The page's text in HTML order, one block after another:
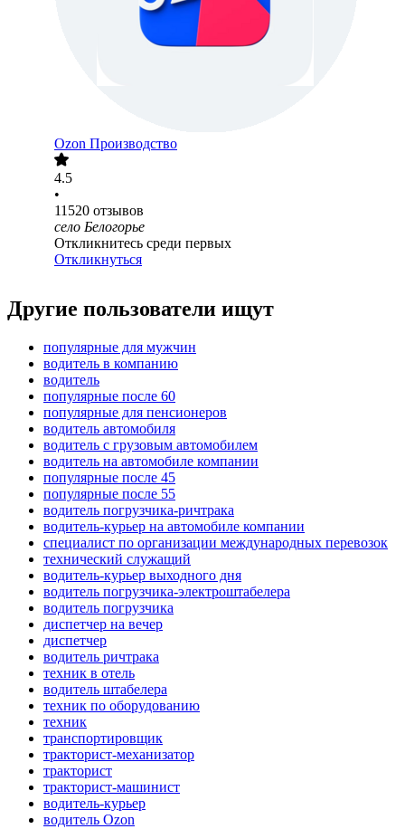
Ozon Производство
4.5
•
11520 отзывов
село Белогорье
Откликнитесь среди первых
Откликнуться
Другие пользователи ищут
популярные для мужчин
водитель в компанию
водитель
популярные после 60
популярные для пенсионеров
водитель автомобиля
водитель с грузовым автомобилем
водитель на автомобиле компании
популярные после 45
популярные после 55
водитель погрузчика-ричтрака
водитель-курьер на автомобиле компании
специалист по организации международных перевозок
технический служащий
водитель-курьер выходного дня
водитель погрузчика-электроштабелера
водитель погрузчика
диспетчер на вечер
диспетчер
водитель ричтрака
техник в отель
водитель штабелера
техник по оборудованию
техник
транспортировщик
тракторист-механизатор
тракторист
тракторист-машинист
водитель-курьер
водитель Ozon